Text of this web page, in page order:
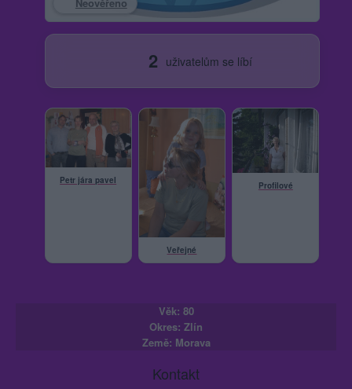
Neověřeno
2 uživatelům se líbí
Petr jára pavel
Veřejné
Profilové
Věk: 80
Okres: Zlín
Země: Morava
Kontakt